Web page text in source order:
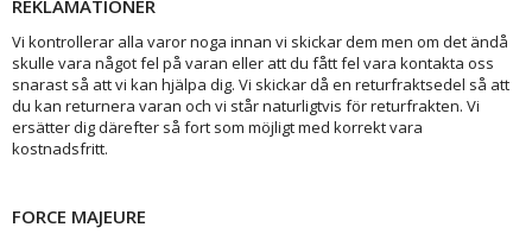
REKLAMATIONER
Vi kontrollerar alla varor noga innan vi skickar dem men om det ändå
skulle vara något fel på varan eller att du fått fel vara kontakta oss
snarast så att vi kan hjälpa dig. Vi skickar då en returfraktsedel så att
du kan returnera varan och vi står naturligtvis för returfrakten. Vi
ersätter dig därefter så fort som möjligt med korrekt vara
kostnadsfritt.
FORCE MAJEURE